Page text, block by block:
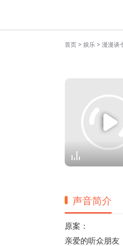
首页 > 娱乐 > 漫漫谈
声音简介
原案：
亲爱的听众朋友